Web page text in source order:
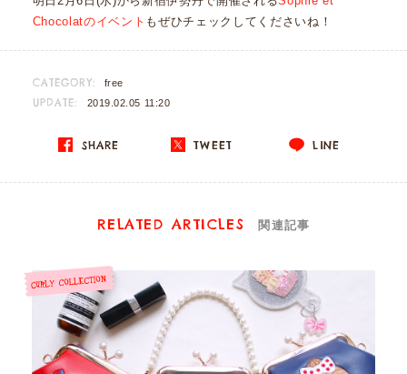
Chocolatのイベント もぜひチェックしてくださいね！
CATEGORY: free
UPDATE: 2019.02.05 11:20
SHARE TWEET LINE
RELATED ARTICLES 関連記事